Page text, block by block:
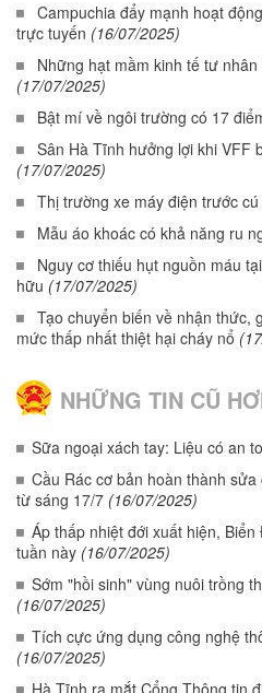
Campuchia đẩy mạnh hoạt
trực tuyến (16/07/2025)
Những hạt mầm kinh tế tư
(17/07/2025)
Bật mí về ngôi trường có 17
Sân Hà Tĩnh hưởng lợi khi VFF
(17/07/2025)
Thị trường xe máy điện trước
Mẫu áo khoác có khả năng ru
Nguy cơ thiếu hụt nguồn máu
hữu (17/07/2025)
Tạo chuyển biến về nhận thức,
mức thấp nhất thiệt hại cháy nổ
NHỮNG TIN CŨ
Sữa ngoại xách tay: Liệu có an
Cầu Rác cơ bản hoàn thành
từ sáng 17/7 (16/07/2025)
Áp thấp nhiệt đới xuất hiện,
tuần này (16/07/2025)
Sớm "hồi sinh" vùng nuôi trồng
(16/07/2025)
Tích cực ứng dụng công nghệ
(16/07/2025)